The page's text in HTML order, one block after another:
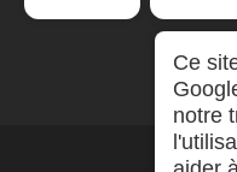
Ce
notre